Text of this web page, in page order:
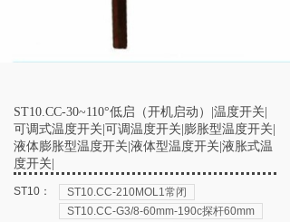
ST10.CC-30~110°低启（开机启动）|温度开关|
可调式温度开关|可调温度开关|膨胀型温度开关|
液体膨胀型温度开关|液体型温度开关|液胀式温
度开关|
ST10：
ST10.CC-210MOL1常闭
ST10.CC-G3/8-60mm-190c探杆60mm